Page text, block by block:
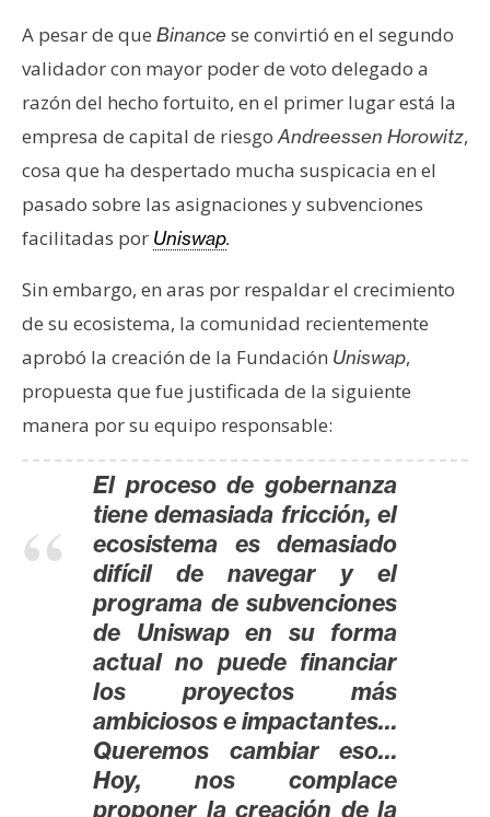
A pesar de que Binance se convirtió en el segundo
validador con mayor poder de voto delegado a
razón del hecho fortuito, en el primer lugar está la
empresa de capital de riesgoAndreessen Horowitz,
cosa que ha despertado mucha suspicacia en el
pasado sobre las asignaciones y subvenciones
facilitadas por Uniswap.
Sin embargo, en aras por respaldar el crecimiento
de su ecosistema, la comunidad recientemente
aprobó la creación de la Fundación Uniswap,
propuesta que fue justificada de la siguiente
manera por su equipo responsable:
El proceso de gobernanza
tiene demasiada fricción, el
ecosistema es demasiado
difícil de navegar y el
programa de subvenciones
de Uniswap en su forma
actual no puede financiar
los proyectos más
ambiciosos e impactantes…
Queremos cambiar eso…
Hoy, nos complace
proponer la creación de la